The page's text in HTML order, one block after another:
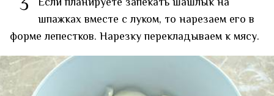
шпажках вместе с луком, то нарезаем его в
форме лепестков. Нарезку перекладываем к мясу.